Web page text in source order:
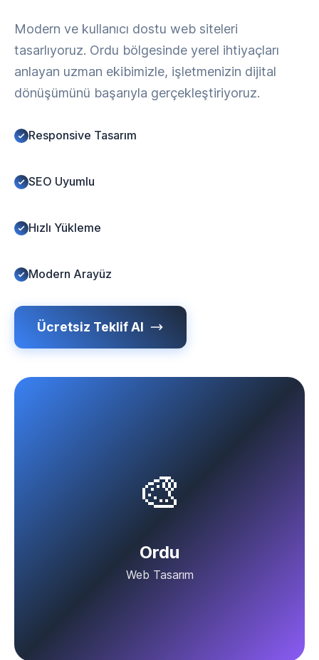
Modern ve kullanıcı dostu web siteleri
tasarlıyoruz. Ordu bölgesinde yerel ihtiyaçları
anlayan uzman ekibimizle, işletmenizin dijital
dönüşümünü başarıyla gerçekleştiriyoruz.
Responsive Tasarım
SEO Uyumlu
Hızlı Yükleme
Modern Arayüz
Ücretsiz Teklif Al
🎨
Ordu
Web Tasarım